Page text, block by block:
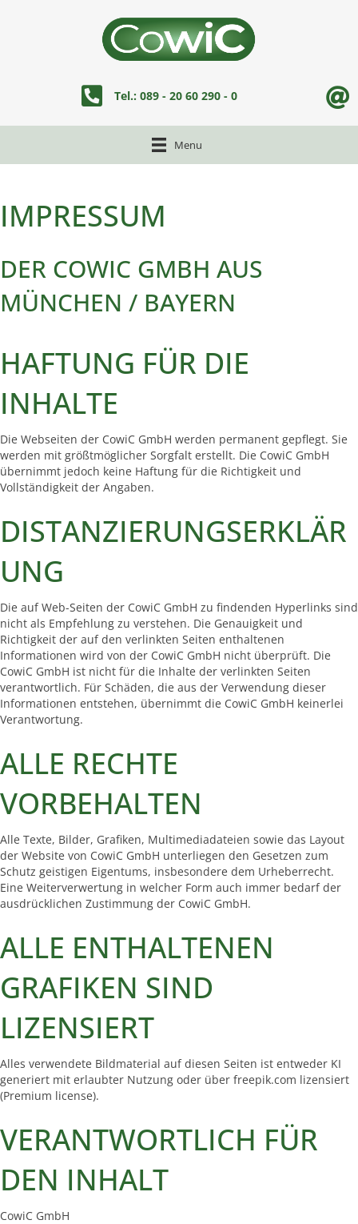
tel:+498920602900
Tel.: 089 - 20 60 290 - 0
Menu
IMPRESSUM
DER COWIC GMBH AUS
MÜNCHEN / BAYERN
HAFTUNG FÜR DIE
INHALTE
Die Webseiten der CowiC GmbH werden permanent gepflegt. Sie
werden mit größtmöglicher Sorgfalt erstellt. Die CowiC GmbH
übernimmt jedoch keine Haftung für die Richtigkeit und
Vollständigkeit der Angaben.
DISTANZIERUNGSERKLÄR
UNG
Die auf Web-Seiten der CowiC GmbH zu findenden Hyperlinks sind
nicht als Empfehlung zu verstehen. Die Genauigkeit und
Richtigkeit der auf den verlinkten Seiten enthaltenen
Informationen wird von der CowiC GmbH nicht überprüft. Die
CowiC GmbH ist nicht für die Inhalte der verlinkten Seiten
verantwortlich. Für Schäden, die aus der Verwendung dieser
Informationen entstehen, übernimmt die CowiC GmbH keinerlei
Verantwortung.
ALLE RECHTE
VORBEHALTEN
Alle Texte, Bilder, Grafiken, Multimediadateien sowie das Layout
der Website von CowiC GmbH unterliegen den Gesetzen zum
Schutz geistigen Eigentums, insbesondere dem Urheberrecht.
Eine Weiterverwertung in welcher Form auch immer bedarf der
ausdrücklichen Zustimmung der CowiC GmbH.
ALLE ENTHALTENEN
GRAFIKEN SIND
LIZENSIERT
Alles verwendete Bildmaterial auf diesen Seiten ist entweder KI
generiert mit erlaubter Nutzung oder über freepik.com lizensiert
(Premium license).
VERANTWORTLICH FÜR
DEN INHALT
CowiC GmbH